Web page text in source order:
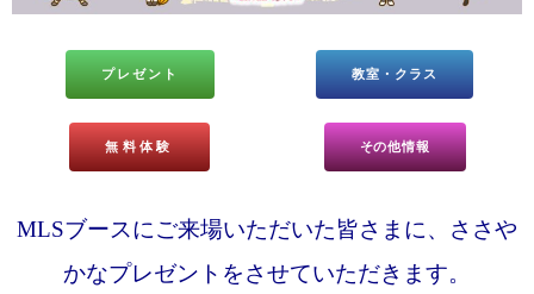
プレゼント 教室・クラス
無料体験 その他情報
MLSブースにご来場いただいた皆さまに、ささや
かなプレゼントをさせていただきます。